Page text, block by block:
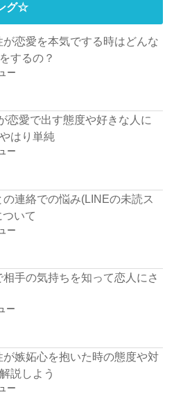
グ☆
恋愛を本気でする時はどんな
するの？
ー
恋愛で出す態度や好きな人に
はり単純
ー
連絡での悩み(LINEの未読ス
いて
ー
手の気持ちを知って恋人にさ
ー
が嫉妬心を抱いた時の態度や対
説しよう
ー